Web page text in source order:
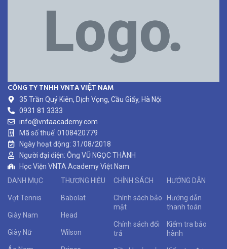
CÔNG TY TNHH VNTA VIỆT NAM
35 Trần Quý Kiên, Dịch Vọng, Cầu Giấy, Hà Nội
0931 81 3333
info@vntaacademy.com
Mã số thuế: 0108420779
Ngày hoạt động: 31/08/2018
Người đại diện: Ông VŨ NGỌC THÀNH
Học Viện VNTA Academy Việt Nam
DANH MỤC
Vợt Tennis
Giày Nam
Giày Nữ
THƯƠNG HIỆU
Babolat
Head
Wilson
CHÍNH SÁCH
Chính sách bảo
mật
Chính sách đổi
trả
HƯỚNG DẪN
Hướng dẫn
thanh toán
Kiểm tra bảo
hành